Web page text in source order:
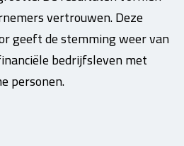
vertrouwen. Deze
geeft de stemming weer van
bedrijfsleven met
personen.